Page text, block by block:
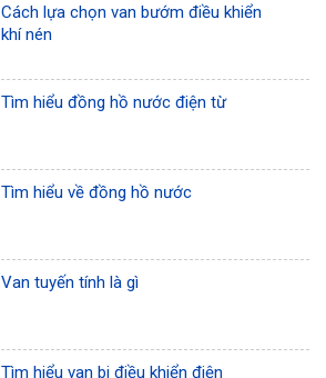
Cách lựa chọn van bướm điều khiển
khí nén
Tìm hiểu đồng hồ nước điện từ
Tìm hiểu về đồng hồ nước
Van tuyến tính là gì
Tìm hiểu van bi điều khiển điện